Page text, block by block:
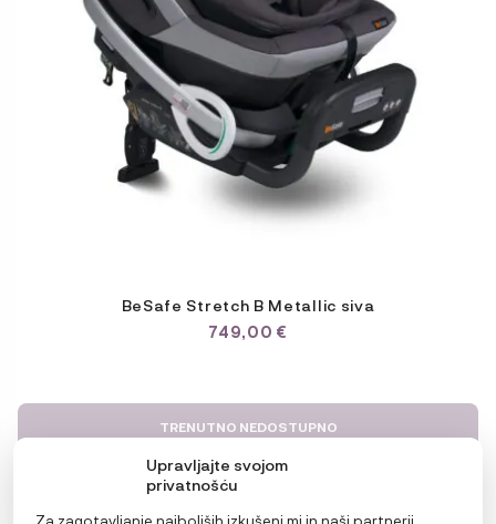
Upravljajte svojom
privatnošću
Za zagotavljanje najboljših izkušenj mi in naši partnerji
BeSafe Stretch B Metallic siva
749,00€
TRENUTNO NEDOSTUPNO